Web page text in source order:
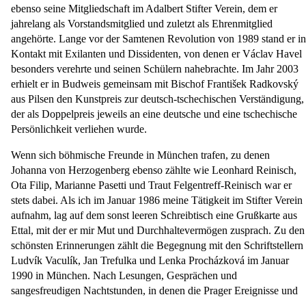
ebenso seine Mitgliedschaft im Adalbert Stifter Verein, dem er
jahrelang als Vorstandsmitglied und zuletzt als Ehrenmitglied
angehörte. Lange vor der Samtenen Revolution von 1989 stand er in
Kontakt mit Exilanten und Dissidenten, von denen er Václav Havel
besonders verehrte und seinen Schülern nahebrachte. Im Jahr 2003
erhielt er in Budweis gemeinsam mit Bischof František Radkovský
aus Pilsen den Kunstpreis zur deutsch-tschechischen Verständigung,
der als Doppelpreis jeweils an eine deutsche und eine tschechische
Persönlichkeit verliehen wurde.
Wenn sich böhmische Freunde in München trafen, zu denen
Johanna von Herzogenberg ebenso zählte wie Leonhard Reinisch,
Ota Filip, Marianne Pasetti und Traut Felgentreff-Reinisch war er
stets dabei. Als ich im Januar 1986 meine Tätigkeit im Stifter Verein
aufnahm, lag auf dem sonst leeren Schreibtisch eine Grußkarte aus
Ettal, mit der er mir Mut und Durchhaltevermögen zusprach. Zu den
schönsten Erinnerungen zählt die Begegnung mit den Schriftstellern
Ludvík Vaculík, Jan Trefulka und Lenka Procházková im Januar
1990 in München. Nach Lesungen, Gesprächen und
sangesfreudigen Nachtstunden, in denen die Prager Ereignisse und